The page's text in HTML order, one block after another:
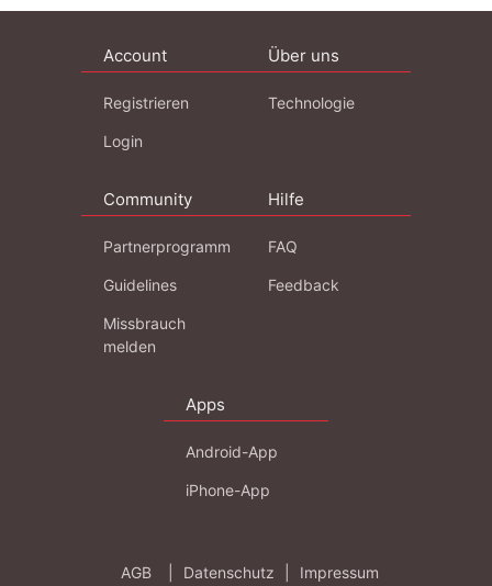
Account
Registrieren
Login
Über uns
Technologie
Community
Partnerprogramm
Guidelines
Missbrauch
melden
Hilfe
FAQ
Feedback
Apps
Android-App
iPhone-App
AGB Datenschutz Impressum